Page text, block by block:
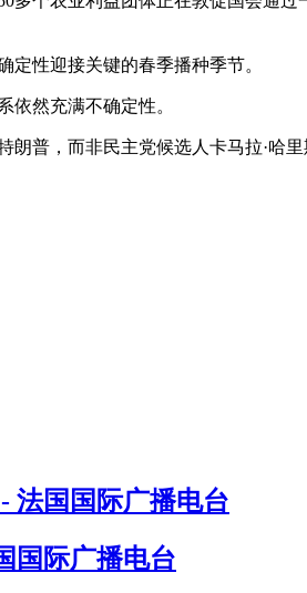
性迎接关键的春季播种季节。
依然充满不确定性。
普，而非民主党候选人卡马拉·哈里
法国国际广播电台
国际广播电台